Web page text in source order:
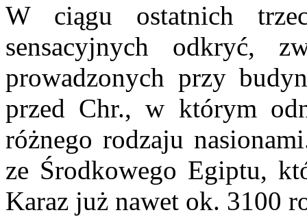
W ciągu ostatnich
sensacyjnych odkryć,
prowadzonych przy
przed Chr., w którym
różnego rodzaju
ze Środkowego Egiptu,
Karaz już nawet ok. 3100